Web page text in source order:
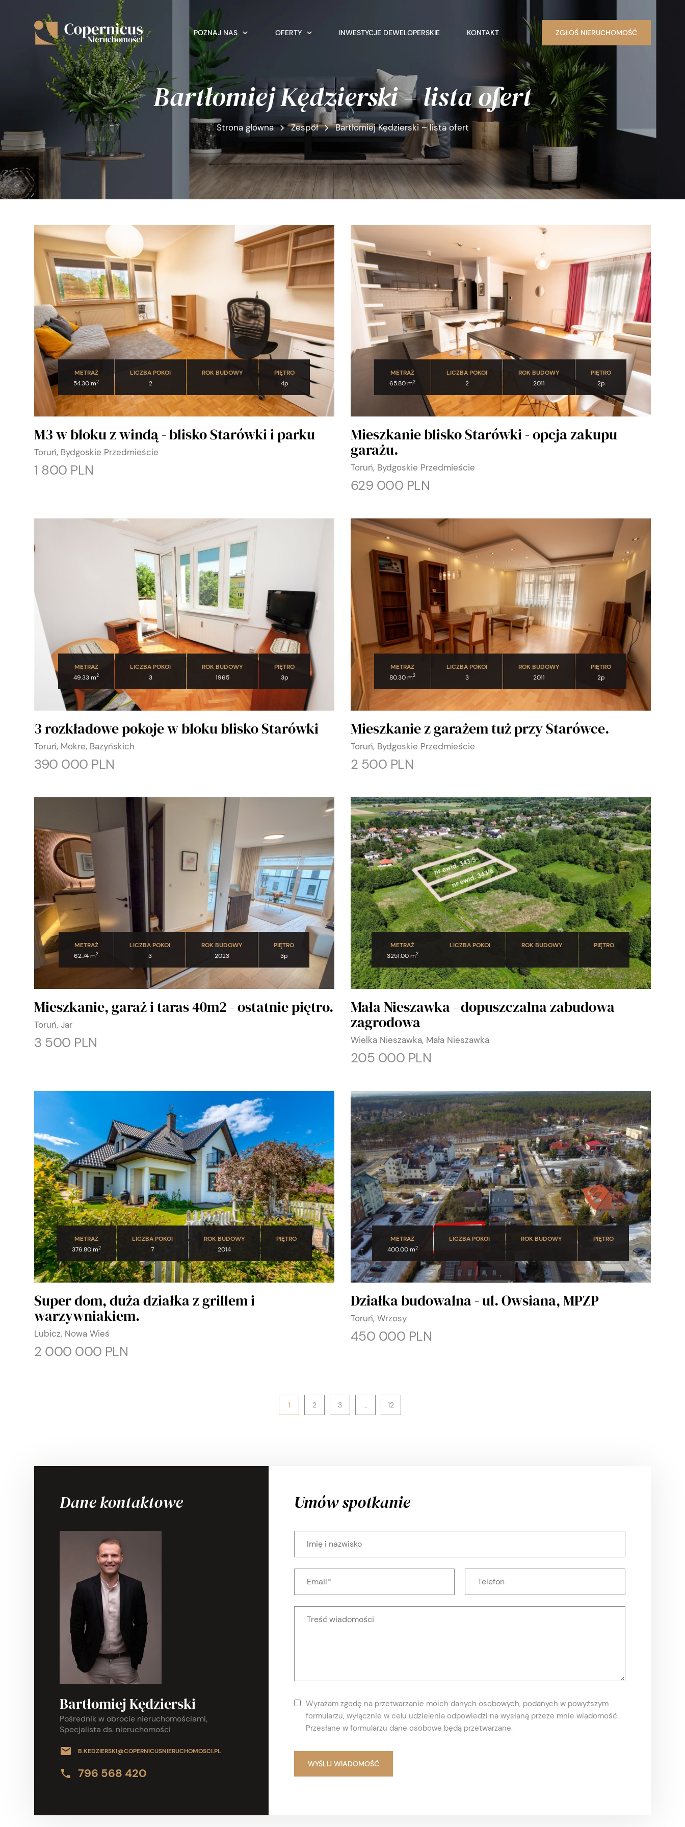
POZNAJ NAS OFERTY INWESTYCJE DEWELOPERSKIE KONTAKT ZGŁOŚ NIERUCHOMOŚĆ
Bartłomiej Kędzierski – lista ofert
Strona główna Zespół Bartłomiej Kędzierski – lista ofert
METRAŻ
54.30 m2
LICZBA POKOI
2
ROK BUDOWY
PIĘTRO
4p
M3 w bloku z windą - blisko Starówki i parku
Toruń, Bydgoskie Przedmieście
1 800 PLN
METRAŻ
65.80 m2
LICZBA POKOI
2
ROK BUDOWY
2011
PIĘTRO
2p
Mieszkanie blisko Starówki - opcja zakupu
garażu.
Toruń, Bydgoskie Przedmieście
629 000 PLN
METRAŻ
49.33 m2
LICZBA POKOI
3
ROK BUDOWY
1965
PIĘTRO
3p
3 rozkładowe pokoje w bloku blisko Starówki
Toruń, Mokre, Bażyńskich
390 000 PLN
METRAŻ
80.30 m2
LICZBA POKOI
3
ROK BUDOWY
2011
PIĘTRO
2p
Mieszkanie z garażem tuż przy Starówce.
Toruń, Bydgoskie Przedmieście
2 500 PLN
METRAŻ
62.74 m2
LICZBA POKOI
3
ROK BUDOWY
2023
PIĘTRO
3p
Mieszkanie, garaż i taras 40m2 - ostatnie piętro.
Toruń, Jar
3 500 PLN
METRAŻ
3251.00 m2
LICZBA POKOI ROK BUDOWY PIĘTRO
Mała Nieszawka - dopuszczalna zabudowa
zagrodowa
Wielka Nieszawka, Mała Nieszawka
205 000 PLN
METRAŻ
376.80 m2
LICZBA POKOI
7
ROK BUDOWY
2014
PIĘTRO
Super dom, duża działka z grillem i
warzywniakiem.
Lubicz, Nowa Wieś
2 000 000 PLN
METRAŻ
400.00 m2
LICZBA POKOI ROK BUDOWY PIĘTRO
Działka budowalna - ul. Owsiana, MPZP
Toruń, Wrzosy
450 000 PLN
1 2 3 … 12
Dane kontaktowe
Bartłomiej Kędzierski
Pośrednik w obrocie nieruchomościami,
Specjalista ds. nieruchomości
B.KEDZIERSKI@COPERNICUSNIERUCHOMOSCI.PL
796 568 420
Umów spotkanie
Wyrażam zgodę na przetwarzanie moich danych osobowych, podanych w powyższym
formularzu, wyłącznie w celu udzielenia odpowiedzi na wysłaną przeze mnie wiadomość.
Przesłane w formularzu dane osobowe będą przetwarzane.